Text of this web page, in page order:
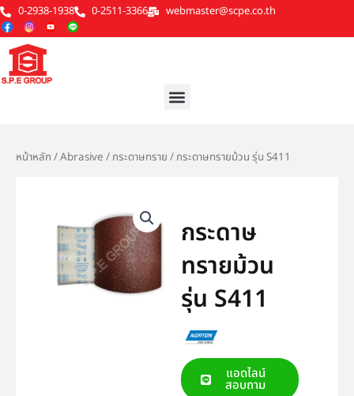
Skip
to
content
0-2938-1938 0-2511-3366 webmaster@scpe.co.th
Menu
หน้าหลัก /Abrasive / กระดาษทราย / กระดาษทรายม้วน รุ่น S411
กระดาษ
ทรายม้วน
รุ่น S411
แอดไลน์
สอบถาม